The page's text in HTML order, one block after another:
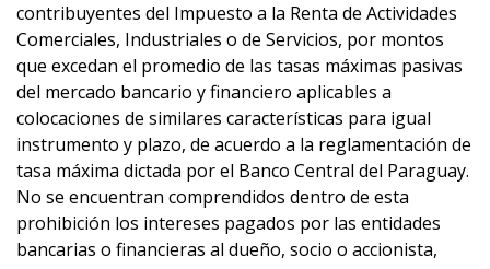
contribuyentes del Impuesto a la Renta de Actividades
Comerciales, Industriales o de Servicios, por montos
que excedan el promedio de las tasas máximas pasivas
del mercado bancario y financiero aplicables a
colocaciones de similares características para igual
instrumento y plazo, de acuerdo a la reglamentación de
tasa máxima dictada por el Banco Central del Paraguay.
No se encuentran comprendidos dentro de esta
prohibición los intereses pagados por las entidades
bancarias o financieras al dueño, socio o accionista,